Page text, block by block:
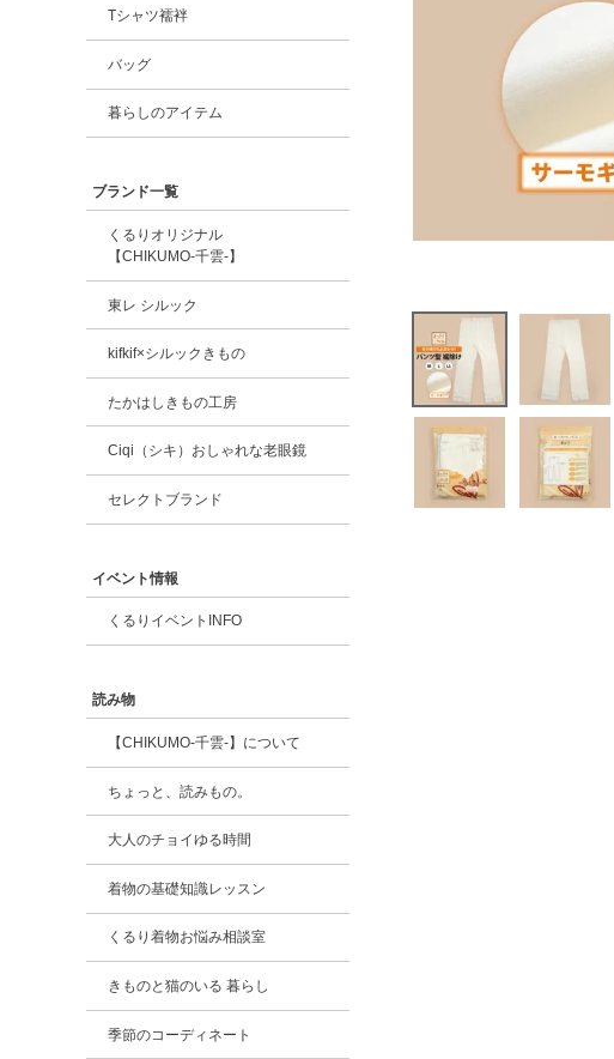
Tシャツ襦袢
バッグ
暮らしのアイテム
ブランド一覧
くるりオリジナル
【CHIKUMO-千雲-】
東レ シルック
kifkif×シルックきもの
たかはしきもの工房
Ciqi（シキ）おしゃれな老眼鏡
セレクトブランド
イベント情報
くるりイベントINFO
読み物
【CHIKUMO-千雲-】について
ちょっと、読みもの。
大人のチョイゆる時間
着物の基礎知識レッスン
くるり着物お悩み相談室
きものと猫のいる 暮らし
季節のコーディネート